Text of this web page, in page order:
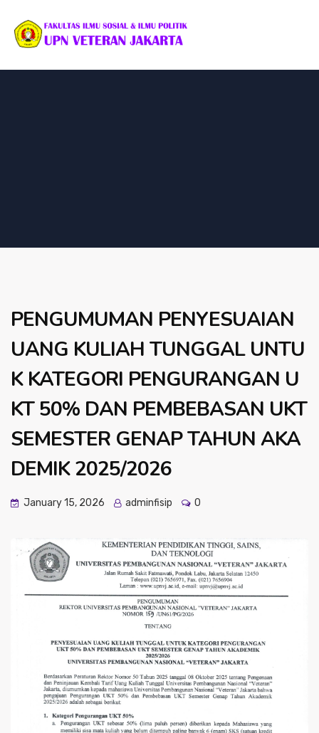
PENGUMUMAN PENYESUAIAN
UANG KULIAH TUNGGAL UNTU
K KATEGORI PENGURANGAN U
KT 50% DAN PEMBEBASAN UKT
SEMESTER GENAP TAHUN AKA
DEMIK 2025/2026
January 15, 2026 adminfisip 0